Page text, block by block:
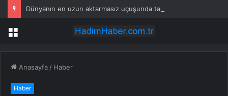
Menü
Anasayfa / Haber
Haber